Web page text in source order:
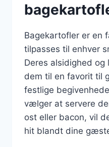
Bagekartofler er en
tilpasses til enhver
Deres alsidighed
dem til en favorit til
festlige
vælger at servere
ost eller bacon, vil
hit blandt dine